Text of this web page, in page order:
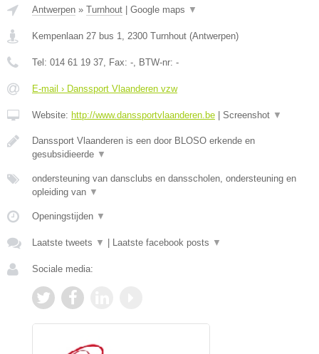
Antwerpen » Turnhout Google maps ▼
Kempenlaan 27 bus 1 2300 Turnhout (Antwerpen)
Tel: 014 61 19 37 , Fax: - , BTW-nr: -
E-mail › Danssport Vlaanderen vzw
Website: http://www.danssportvlaanderen.be Screenshot ▼
Danssport Vlaanderen is een door BLOSO erkende en
gesubsidieerde ▼
ondersteuning van dansclubs en dansscholen, ondersteuning en
opleiding van ▼
Openingstijden ▼
Laatste tweets ▼ Laatste facebook posts ▼
Sociale media: